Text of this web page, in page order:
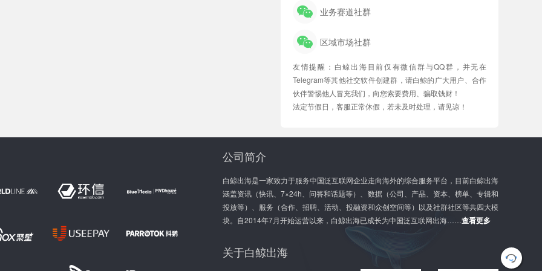
业务赛道社群
区域市场社群
友情提醒：白鲸出海目前仅有微信群与QQ群，并无在
Telegram等其他社交软件创建群，请白鲸的广大用户、合作
伙伴警惕他人冒充我们，向您索要费用、骗取钱财！
法定节假日，客服正常休假，若未及时处理，请见谅！
G
l
公司简介
白鲸出海是一家致力于服务中国泛互联网企业走向海外的综合服务平台，目前白鲸出海
涵盖资讯（快讯、7×24h、问答和话题等）、数据（公司、产品、资本、榜单、专辑和
投放等）、服务（合作、招聘、活动、投融资和众创空间等）以及社群社区等共四大模
块。自2014年7月开始运营以来，白鲸出海已成长为中国泛互联网出海……查看更多
关于白鲸出海